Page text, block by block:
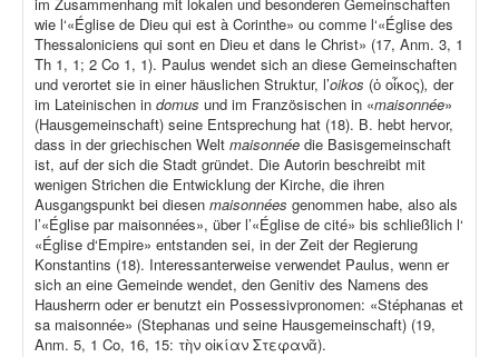
wie l‘«Église de Dieu qui est à Corinthe» ou comme l‘«Église des
Thessaloniciens qui sont en Dieu et dans le Christ» (17, Anm. 3, 1
Th 1, 1; 2 Co 1, 1). Paulus wendet sich an diese Gemeinschaften
und verortet sie in einer häuslichen Struktur, l’oikos (ὁ οἶκος), der
im Lateinischen in domus und im Französischen in «maisonnée»
(Hausgemeinschaft) seine Entsprechung hat (18). B. hebt hervor,
dass in der griechischen Welt maisonnée die Basisgemeinschaft
ist, auf der sich die Stadt gründet. Die Autorin beschreibt mit
wenigen Strichen die Entwicklung der Kirche, die ihren
Ausgangspunkt bei diesen maisonnées genommen habe, also als
l’«Église par maisonnées», über l’«Église de cité» bis schließlich l‘
«Église d‘Empire» entstanden sei, in der Zeit der Regierung
Konstantins (18). Interessanterweise verwendet Paulus, wenn er
sich an eine Gemeinde wendet, den Genitiv des Namens des
Hausherrn oder er benutzt ein Possessivpronomen: «Stéphanas et
sa maisonnée» (Stephanas und seine Hausgemeinschaft) (19,
Anm. 5, 1 Co, 16, 15: τὴν οἰκίαν Στεφανᾶ).